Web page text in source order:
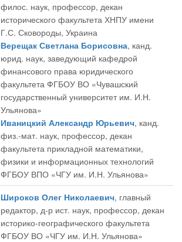
филос. наук, профессор, декан
исторического факультета ХНПУ имени
Г.С. Сковороды, Украина
Верещак Светлана Борисовна, канд.
юрид. наук, заведующий кафедрой
финансового права юридического
факультета ФГБОУ ВО «Чувашский
государственный университет им. И.Н.
Ульянова»
Иваницкий Александр Юрьевич, канд.
физ.-мат. наук, профессор, декан
факультета прикладной математики,
физики и информационных технологий
ФГБОУ ВПО «ЧГУ им. И.Н. Ульянова»
Широков Олег Николаевич, главный
редактор, д-р ист. наук, профессор, декан
историко-географического факультета
ФГБОУ ВО «ЧГУ им. И.Н. Ульянова»